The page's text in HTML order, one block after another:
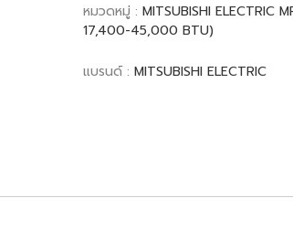
หมวดหมู่ : MITSUBISHI ELECTRIC
17,400-45,000 BTU)
แบรนด์ : MITSUBISHI ELECTRIC